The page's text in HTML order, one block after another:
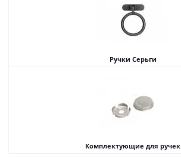
Ручки Серьги
Комплектующие для ручек